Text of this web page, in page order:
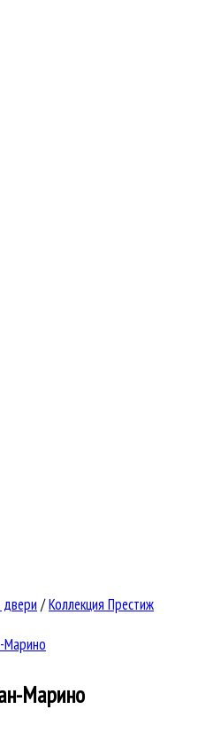
/Коллекция Престиж
Марино